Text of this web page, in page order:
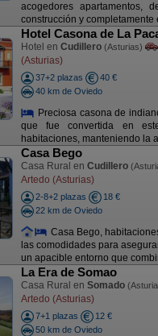
acogedores apartamentos,
construcción y completamente
Hotel Casona de La
Hotel en Cudillero (Asturias)
(Asturias)
37+2 plazas
40 €
40 km de Oviedo
Preciosa casona de
que fue convertida en
habitaciones, manteniendo la
Casa Bego
Casa Rural en Cudillero
Artedo (Asturias)
2-8+2 plazas
18 €
22 km de Oviedo
Casa Bego,
las comodidades para
un apacible entorno que
La Era de Somao
Casa Rural en Somado
Artedo (Asturias)
7+1 plazas
12 €
50 km de Oviedo